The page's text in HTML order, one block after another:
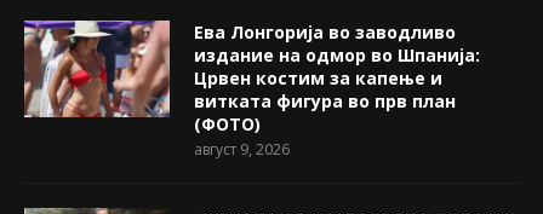
Ева Лонгорија во заводливо
издание на одмор во Шпанија:
Црвен костим за капење и
витката фигура во прв план
(ФОТО)
август 9, 2026